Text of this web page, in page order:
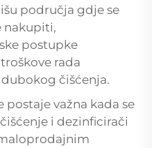
područja gdje se
nakupiti,
postupke
rada
čišćenja.
važna kada se
i dezinficirači